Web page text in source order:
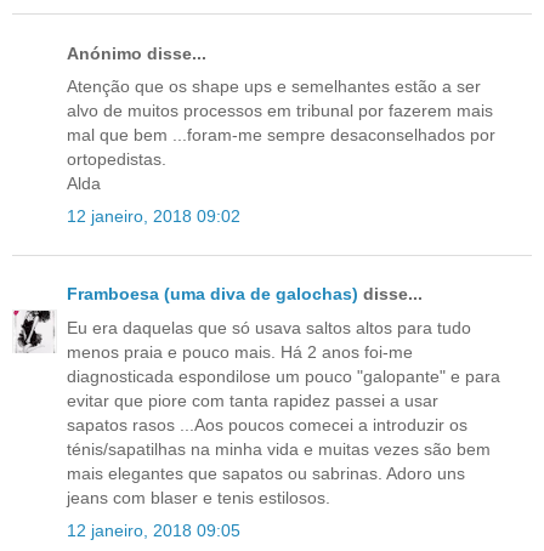
Anónimo disse...
Atenção que os shape ups e semelhantes estão a ser
alvo de muitos processos em tribunal por fazerem mais
mal que bem ...foram-me sempre desaconselhados por
ortopedistas.
Alda
12 janeiro, 2018 09:02
Framboesa (uma diva de galochas) disse...
Eu era daquelas que só usava saltos altos para tudo
menos praia e pouco mais. Há 2 anos foi-me
diagnosticada espondilose um pouco "galopante" e para
evitar que piore com tanta rapidez passei a usar
sapatos rasos ...Aos poucos comecei a introduzir os
ténis/sapatilhas na minha vida e muitas vezes são bem
mais elegantes que sapatos ou sabrinas. Adoro uns
jeans com blaser e tenis estilosos.
12 janeiro, 2018 09:05